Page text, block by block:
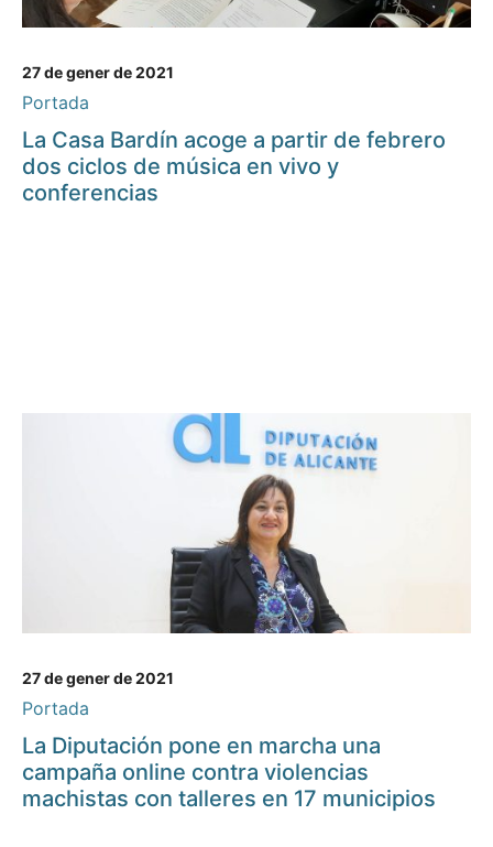
27 de gener de 2021
Portada
La Casa Bardín acoge a partir de febrero
dos ciclos de música en vivo y
conferencias
27 de gener de 2021
Portada
La Diputación pone en marcha una
campaña online contra violencias
machistas con talleres en 17 municipios